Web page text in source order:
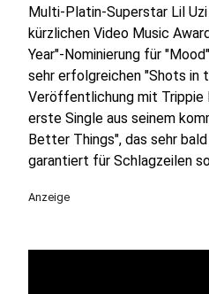
Multi-Platin-Superstar Lil
kürzlichen Video Music
Year"-Nominierung für
sehr erfolgreichen "Shots in
Veröffentlichung mit Trippie
erste Single aus seinem
Better Things", das sehr
garantiert für Schlagzeilen
Anzeige